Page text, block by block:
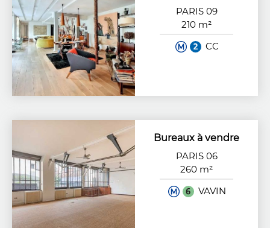
PARIS 09
210 m²
CC
Bureaux à vendre
PARIS 06
260 m²
VAVIN